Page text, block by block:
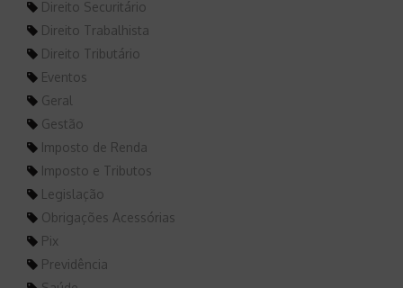
Direito Securitário
Direito Trabalhista
Direito Tributário
Eventos
Geral
Gestão
Imposto de Renda
Imposto e Tributos
Legislação
Obrigações Acessórias
Pix
Previdência